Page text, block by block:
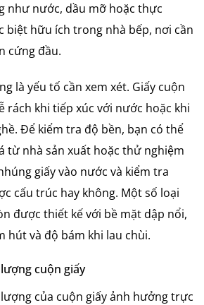
như nước, dầu mỡ hoặc thực
biệt hữu ích trong nhà bếp, nơi cần
cứng đầu.
là yếu tố cần xem xét. Giấy cuộn
rách khi tiếp xúc với nước hoặc khi
Để kiểm tra độ bền, bạn có thể
từ nhà sản xuất hoặc thử nghiệm
giấy vào nước và kiểm tra
cấu trúc hay không. Một số loại
được thiết kế với bề mặt dập nổi,
hút và độ bám khi lau chùi.
cuộn giấy
của cuộn giấy ảnh hưởng trực